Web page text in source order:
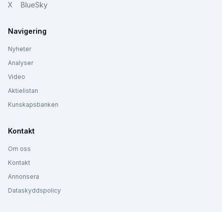
X BlueSky
Navigering
Nyheter
Analyser
Video
Aktielistan
Kunskapsbanken
Kontakt
Om oss
Kontakt
Annonsera
Dataskyddspolicy